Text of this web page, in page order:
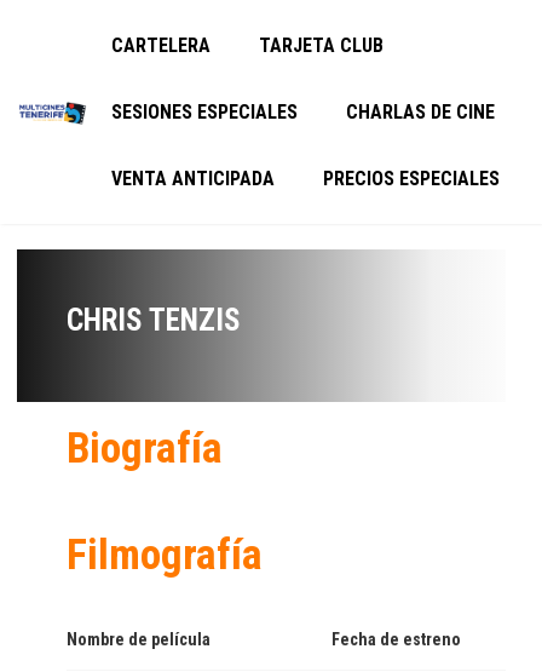
CARTELERA TARJETA CLUB
SESIONES ESPECIALES CHARLAS DE CINE
VENTA ANTICIPADA PRECIOS ESPECIALES
CHRIS TENZIS
Biografía
Filmografía
Nombre de película Fecha de estreno